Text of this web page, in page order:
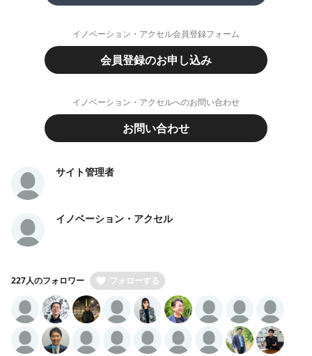
イノベーション・アクセル会員登録フォーム
会員登録のお申し込み
イノベーション・アクセルへのお問い合わせ
お問い合わせ
サイト管理者
イノベーション・アクセル
227人のフォロワー フォローする